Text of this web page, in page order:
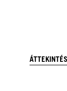
ÁTTEKINTÉS